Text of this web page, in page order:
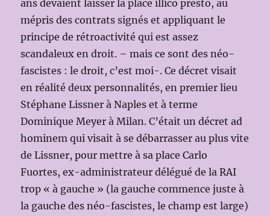
ans devaient laisser la place illico presto, au
mépris des contrats signés et appliquant le
principe de rétroactivité qui est assez
scandaleux en droit. – mais ce sont des néo-
fascistes : le droit, c’est moi-. Ce décret visait
en réalité deux personnalités, en premier lieu
Stéphane Lissner à Naples et à terme
Dominique Meyer à Milan. C’était un décret ad
hominem qui visait à se débarrasser au plus vite
de Lissner, pour mettre à sa place Carlo
Fuortes, ex-administrateur délégué de la RAI
trop « à gauche » (la gauche commence juste à
la gauche des néo-fascistes, le champ est large)